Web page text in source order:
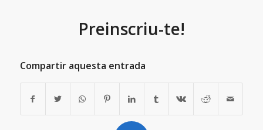
Preinscriu-te!
Compartir aquesta entrada